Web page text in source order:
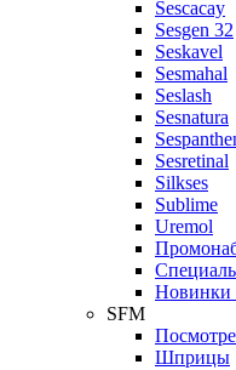
Sescacay
Sesgen 32
Seskavel
Sesmahal
Seslash
Sesnatura
Sesretinal
Silkses
Sublime
Uremol
Новинки
SFM
Шприцы